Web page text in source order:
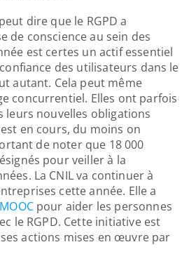
dire que le RGPD a
de conscience au sein des
est certes un actif essentiel
des utilisateurs dans le
autant. Cela peut même
concurrentiel. Elles ont parfois
leurs nouvelles obligations
en cours, du moins on
de noter que 18 000
pour veiller à la
La CNIL va continuer à
cette année. Elle a
MOOC pour aider les personnes
le RGPD. Cette initiative est
actions mises en œuvre par